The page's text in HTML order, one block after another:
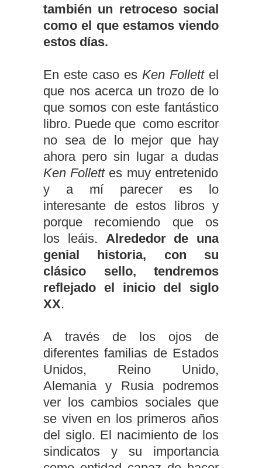
también un retroceso social
como el que estamos viendo
estos días.
En este caso es Ken Follett el
que nos acerca un trozo de lo
que somos con este fantástico
libro. Puede que como escritor
no sea de lo mejor que hay
ahora pero sin lugar a dudas
Ken Follett es muy entretenido
y a mí parecer es lo
interesante de estos libros y
porque recomiendo que os
los leáis. Alrededor de una
genial historia, con su
clásico sello, tendremos
reflejado el inicio del siglo
XX.
A través de los ojos de
diferentes familias de Estados
Unidos, Reino Unido,
Alemania y Rusia podremos
ver los cambios sociales que
se viven en los primeros años
del siglo. El nacimiento de los
sindicatos y su importancia